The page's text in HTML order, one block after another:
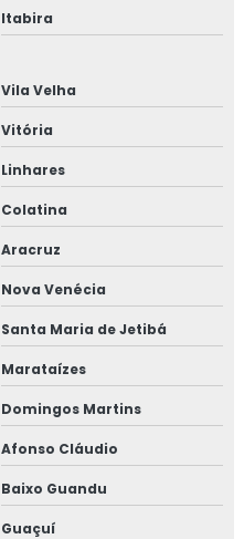
Itabira
Vila Velha
Vitória
Linhares
Colatina
Aracruz
Nova Venécia
Santa Maria de Jetibá
Marataízes
Domingos Martins
Afonso Cláudio
Baixo Guandu
Guaçuí